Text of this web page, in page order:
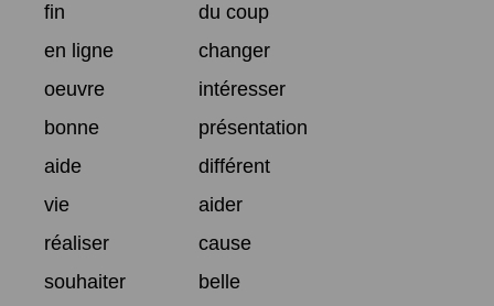
fin
du coup
en ligne
changer
oeuvre
intéresser
bonne
présentation
aide
différent
vie
aider
réaliser
cause
souhaiter
belle